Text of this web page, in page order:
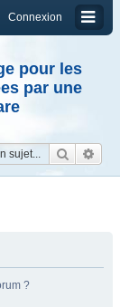
Connexion
pour les
par une
?